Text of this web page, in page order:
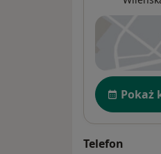
Dostępność
Pokaż
Telefon